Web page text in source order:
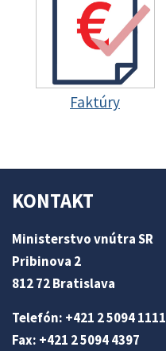
Faktúry
KONTAKT
Ministerstvo vnútra SR
Pribinova 2
812 72 Bratislava
Telefón: +421 2 5094 1111
Fax: +421 2 5094 4397